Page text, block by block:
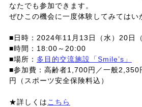
なたでも参加できます。
ぜひこの機会に一度体験してみてはい
■日時：2024年11月13日（水）20日（
■時間：18:00～20:00
■場所： 多目的交流施設「Smile’s」
■参加費：高齢者1,700円／一般2,350
円（スポーツ安全保険料込）
★詳しくは こちら